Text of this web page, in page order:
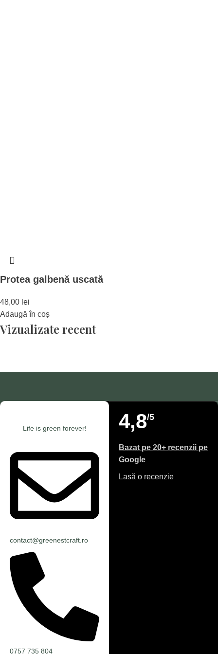
Protea galbenă uscată
48,00 lei
Adaugă în coș
Vizualizate recent
Life is green forever!
contact@greenestcraft.ro
0757 735 804
4,8/5
Bazat pe 20+ recenzii pe
Google
Lasă o recenzie